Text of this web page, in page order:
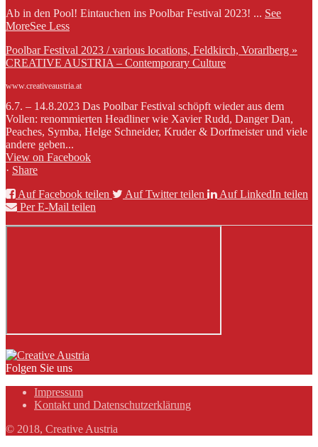
Ab in den Pool! Eintauchen ins Poolbar Festival 2023! ... See
MoreSee Less
Poolbar Festival 2023 / various locations, Feldkirch, Vorarlberg »
CREATIVE AUSTRIA – Contemporary Culture
www.creativeaustria.at
6.7. – 14.8.2023 Das Poolbar Festival schöpft wieder aus dem
Vollen: renommierten Headliner wie Xavier Rudd, Danger Dan,
Peaches, Symba, Helge Schneider, Kruder & Dorfmeister und viele
andere geben...
View on Facebook
· Share
Auf Facebook teilen
Auf Twitter teilen
Auf LinkedIn teilen
Per E-Mail teilen
Folgen Sie uns
Impressum
Kontakt und Datenschutzerklärung
© 2018, Creative Austria